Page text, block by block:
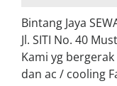
Bintang Jaya
Jl. SITI No. 40
Kami yg
dan ac / cooling